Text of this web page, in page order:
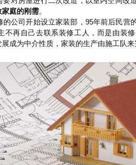
庭的刚需。
的公司开始设立家装部，95年前后民营
不再自己去联系装修工人，而是由装
成为中介性质，家装的生产由施工队